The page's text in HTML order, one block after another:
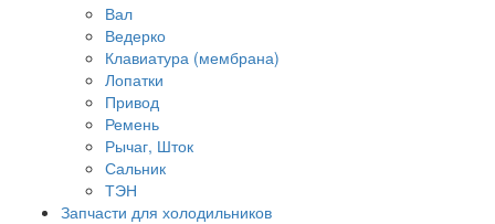
Вал
Ведерко
Клавиатура (мембрана)
Лопатки
Привод
Ремень
Рычаг, Шток
Сальник
ТЭН
Запчасти для холодильников